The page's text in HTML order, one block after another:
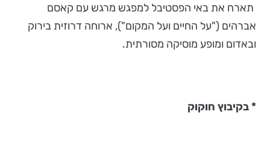
תארח את באי הפסטיבל למפגש מרגש עם קאסם
אברהים ("על החיים ועל המקום"), ארוחה דרוזית בירוק
ובאדום ומופע מוסיקה מסורתית.
*בקיבוץ חוקוק